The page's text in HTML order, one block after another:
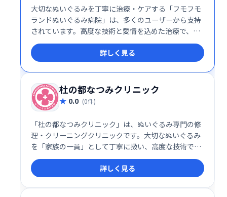
大切なぬいぐるみを丁寧に治療・ケアする「フモフモ
ランドぬいぐるみ病院」は、多くのユーザーから支持
されています。高度な技術と愛情を込めた治療で、ぬ
いぐるみの寿命を延ばし、思い出を長く大切にできる
ようサポートします。 安心と信頼の専門施設で、愛す
るぬいぐるみを預けてみませんか？
詳しく見る
杜の都なつみクリニック
0.0 (0件)
「杜の都なつみクリニック」は、ぬいぐるみ専門の修
理・クリーニングクリニックです。大切なぬいぐるみ
を「家族の一員」として丁寧に扱い、高度な技術で修
復・クリーニングを行います。一般的なクリーニング
とは異なり、ぬいぐるみの「治療」を通して、思い出
を大切に守ります。ぬいぐるみへの愛情と、高度な技
術で、大切なぬいぐるみを蘇らせます。
詳しく見る